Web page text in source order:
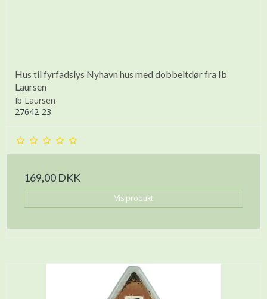
Hus til fyrfadslys Nyhavn hus med dobbeltdør fra Ib
Laursen
Ib Laursen
27642-23
169,00 DKK
Vis produkt